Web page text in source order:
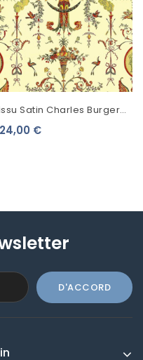
Satin Charles Burger
€